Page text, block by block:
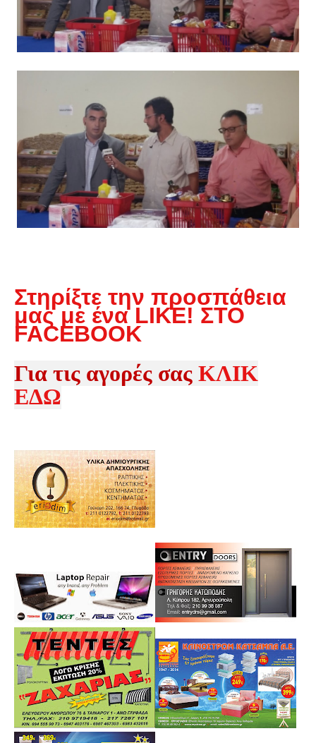
Στηρίξτε την προσπάθεια
μας με ένα LIKE! ΣΤΟ
FACEBOOK
Για τις αγορές σας ΚΛΙΚ
ΕΔΩ